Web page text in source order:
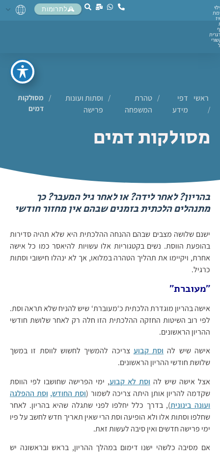
לתרומות
ראשי
/
דפי
מידע
/ טהרת
המשפחה
/
וסתות ועונות
פרישה
/
מסולקות
דמים
מסולקות דמים
בהריון? לאחר לידה? או לאחר גיל המעבר? כך
מתנהלים הלכתית בזמנים שבהם אין מחזור חודשי
ישנם שלושה מצבים שבהם ההנחה ההלכתית היא שלא תהיה סדירות
בהופעת הווסת. נשים בקטגוריות אלו עשויות להיאסר כמו כל אישה
אחרת, ויקיימו את תהליך הטהרה במלואו, אך לא ינהלו חישובי וסתות
כרגיל.
"מעוברת"
אישה בהריון מוגדרת הלכתית כ‘מעוברת‘ שיש להניח שלא תראה וסת.
לפי רוב השיטות החזקה ההלכתית הזו חלה רק לאחר שלושת חודשי
ההריון הראשונים.
אישה שיש לה וסת קבוע צריכה להמשיך לחשוש לווסת זו במשך
שלושת חודשי ההריון הראשונים.
אצל אישה שיש לה וסת לא קבוע, ימי הפרישה שחושבו לפי הווסת
שקדמה להריון אותן היתה צריכה לשמור (וסת החודש, וסת ההפלגה
ועונה בינונית), בדרך כלל יחלפו לפני שתגלה שהיא בהריון. לאחר
שחלפו וסתות אלו ולא הופיעה וסת הרי שאין תאריך חדש לחשב על פיו
ימי פרישה חדשים ואין סיבה לעשות זאת.
אם מסיבה כלשהי ישנו דימום במהלך ההריון, בראש ובראשונה יש